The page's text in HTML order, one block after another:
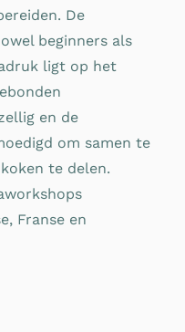
De
beginners als
ligt op het
en de
om samen te
te delen.
Franse en